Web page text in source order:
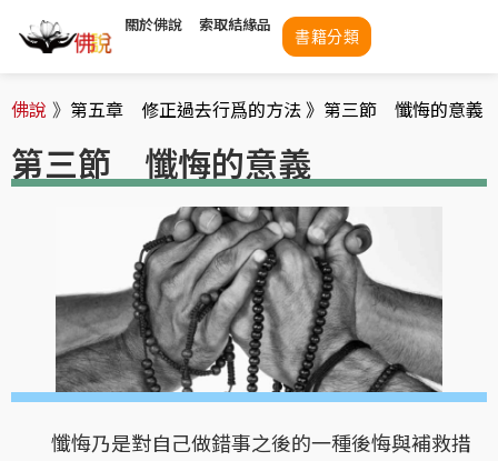
關於佛說 索取結緣品
書籍分類
佛說 》 第五章 修正過去行爲的方法 》 第三節 懺悔的意義
第三節 懺悔的意義
懺悔乃是對自己做錯事之後的一種後悔與補救措